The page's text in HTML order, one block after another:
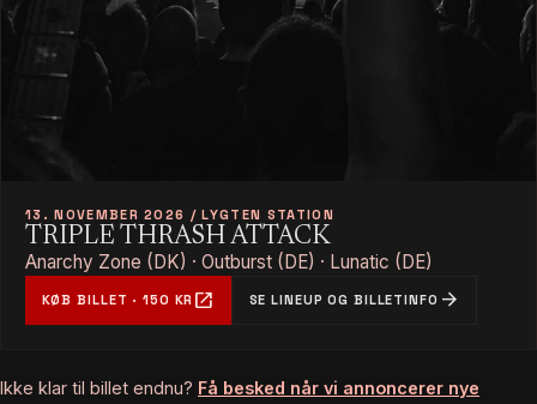
13. NOVEMBER 2026 / LYGTEN STATION
TRIPLE THRASH ATTACK
Anarchy Zone (DK) · Outburst (DE) · Lunatic (DE)
KØB BILLET · 150 KR open_in_new SE LINEUP OG BILLETINFO arrow_forward
Ikke klar til billet endnu? Få besked når vi annoncerer nye